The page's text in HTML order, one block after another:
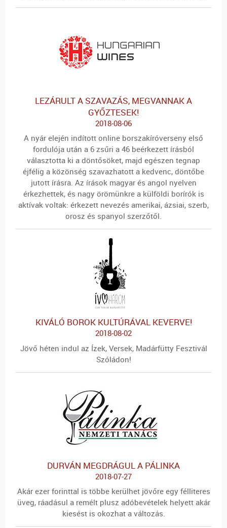
LEZÁRULT A SZAVAZÁS, MEGVANNAK A
GYŐZTESEK!
2018-08-06
A nyár elején indított online borszakíróverseny első
fordulója után a 6 zsűri a 46 beérkezett írásból
választotta ki a döntősöket, majd egészen tegnap
éjfélig a közönség szavazhatott a kedvenc, döntőbe
jutott írásra. Az írások magyar és angol nyelven
érkezhettek, és nagy örömünkre a külföldi borírók is
aktívak voltak: érkezett nevezés amerikai, ázsiai, szerb,
orosz és spanyol szerzőtől.
KIVÁLÓ BOROK KULTÚRÁVAL KEVERVE!
2018-08-02
Jövő héten indul az Ízek, Versek, Madárfütty Fesztivál
Szóládon!
DURVÁN MEGDRÁGUL A PÁLINKA
2018-07-27
Akár ezer forinttal is többe kerülhet jövőre egy félliteres
üveg, ráadásul a remélt plusz adóbevételek helyett akár
kiesést is okozhat a változás.